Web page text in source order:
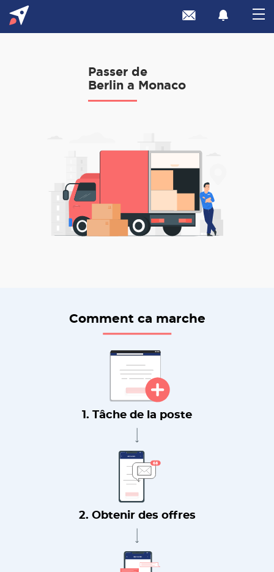
Passer de
Berlin a Monaco
Comment ca marche
1. Tâche de la poste
2. Obtenir des offres